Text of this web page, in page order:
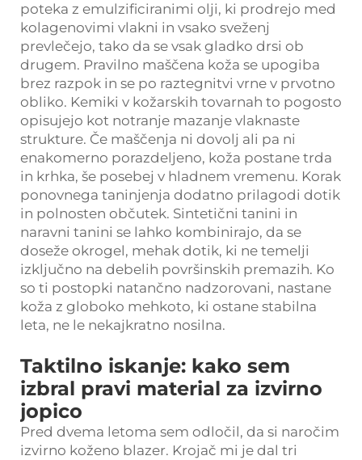
poteka z emulzificiranimi olji, ki prodrejo med
kolagenovimi vlakni in vsako sveženj
prevlečejo, tako da se vsak gladko drsi ob
drugem. Pravilno maščena koža se upogiba
brez razpok in se po raztegnitvi vrne v prvotno
obliko. Kemiki v kožarskih tovarnah to pogosto
opisujejo kot notranje mazanje vlaknaste
strukture. Če maščenja ni dovolj ali pa ni
enakomerno porazdeljeno, koža postane trda
in krhka, še posebej v hladnem vremenu. Korak
ponovnega taninjenja dodatno prilagodi dotik
in polnosten občutek. Sintetični tanini in
naravni tanini se lahko kombinirajo, da se
doseže okrogel, mehak dotik, ki ne temelji
izključno na debelih površinskih premazih. Ko
so ti postopki natančno nadzorovani, nastane
koža z globoko mehkoto, ki ostane stabilna
leta, ne le nekajkratno nosilna.
Taktilno iskanje: kako sem
izbral pravi material za izvirno
jopico
Pred dvema letoma sem odločil, da si naročim
izvirno koženo blazer. Krojač mi je dal tri